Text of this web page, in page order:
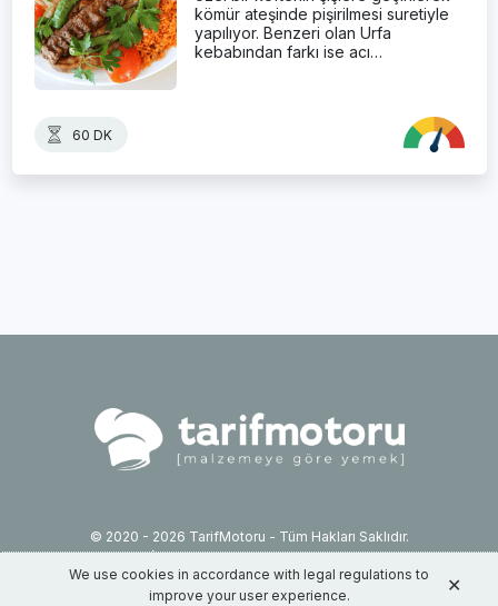
kömür ateşinde pişirilmesi suretiyle
yapılıyor. Benzeri olan Urfa
kebabından farkı ise acı…
60 DK
© 2020 - 2026 TarifMotoru - Tüm Hakları Saklıdır.
İletişim: info@tarifmotoru.com
Hizmet Şartları
Gizlilik Sözleşmesi
✕
We use cookies in accordance with legal regulations to
improve your user experience.